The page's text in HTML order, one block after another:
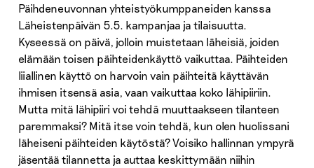
Päihdeneuvonnan yhteistyökumppaneiden kanssa
Läheistenpäivän 5.5. kampanjaa ja tilaisuutta.
Kyseessä on päivä, jolloin muistetaan läheisiä, joiden
elämään toisen päihteidenkäyttö vaikuttaa. Päihteiden
liiallinen käyttö on harvoin vain päihteitä käyttävän
ihmisen itsensä asia, vaan vaikuttaa koko lähipii­riin.
Mutta mitä lähipiiri voi tehdä muuttaakseen tilanteen
paremmaksi? Mitä itse voin tehdä, kun olen huolissani
läheiseni päihteiden käytöstä? Voisiko hallinnan ympyrä
jäsentää tilannetta ja auttaa keskittymään niihin